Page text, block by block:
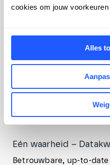
cookies om jouw voorkeuren
Alles
Eén waarheid –
Betrouwbare, up-to-